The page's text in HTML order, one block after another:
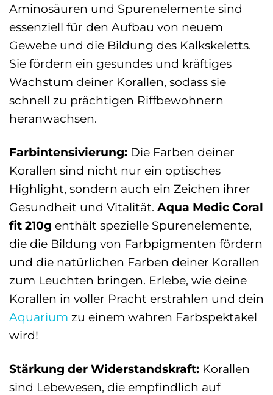
Aminosäuren und Spurenelemente sind
essenziell für den Aufbau von neuem
Gewebe und die Bildung des Kalkskeletts.
Sie fördern ein gesundes und kräftiges
Wachstum deiner Korallen, sodass sie
schnell zu prächtigen Riffbewohnern
heranwachsen.
Farbintensivierung: Die Farben deiner
Korallen sind nicht nur ein optisches
Highlight, sondern auch ein Zeichen ihrer
Gesundheit und Vitalität. Aqua Medic Coral
fit 210g enthält spezielle Spurenelemente,
die die Bildung von Farbpigmenten fördern
und die natürlichen Farben deiner Korallen
zum Leuchten bringen. Erlebe, wie deine
Korallen in voller Pracht erstrahlen und dein
Aquarium zu einem wahren Farbspektakel
wird!
Stärkung der Widerstandskraft: Korallen
sind Lebewesen, die empfindlich auf